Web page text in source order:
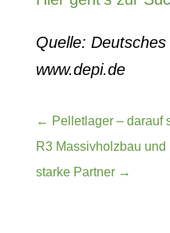
Quelle:
www.depi.de
← Pelletlager – darauf
R3 Massivholzbau
starke Partner→